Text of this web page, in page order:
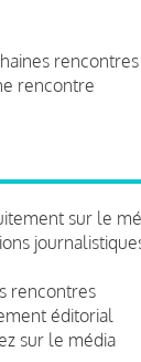
rencontres
rencontre
sur le
rencontres
éditorial
sur le média